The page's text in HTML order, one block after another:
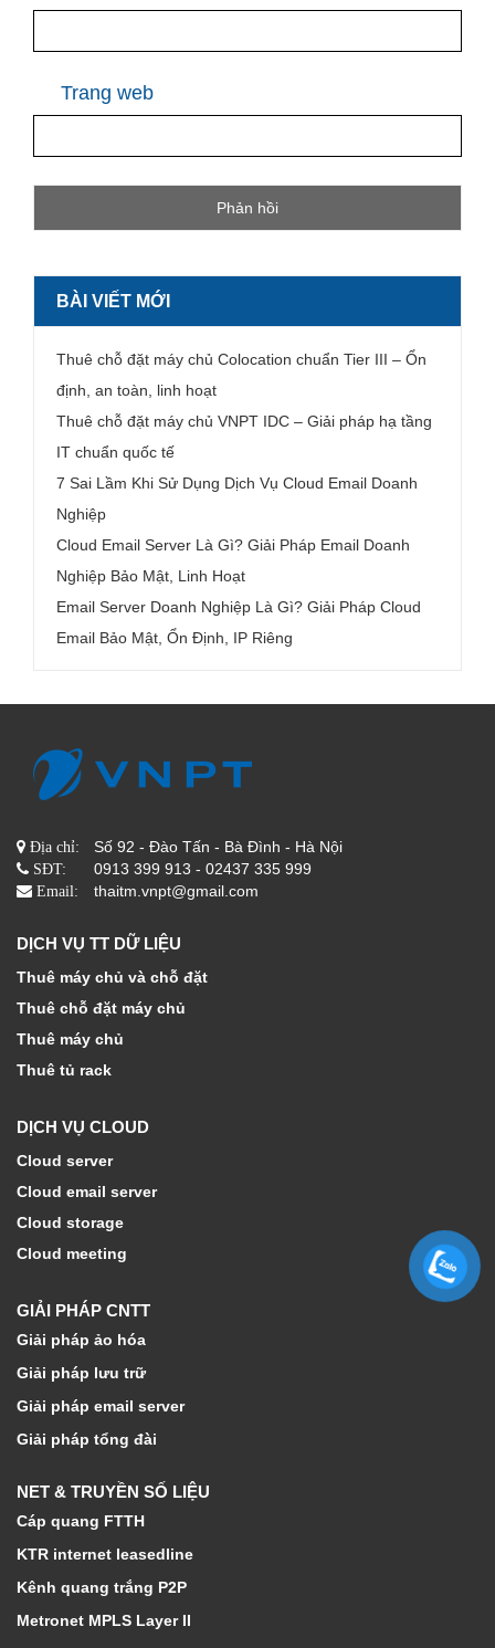
Trang web
BÀI VIẾT MỚI
Thuê chỗ đặt máy chủ Colocation chuẩn Tier III – Ổn
định, an toàn, linh hoạt
Thuê chỗ đặt máy chủ VNPT IDC – Giải pháp hạ tầng
IT chuẩn quốc tế
7 Sai Lầm Khi Sử Dụng Dịch Vụ Cloud Email Doanh
Nghiệp
Cloud Email Server Là Gì? Giải Pháp Email Doanh
Nghiệp Bảo Mật, Linh Hoạt
Email Server Doanh Nghiệp Là Gì? Giải Pháp Cloud
Email Bảo Mật, Ổn Định, IP Riêng
Địa chỉ: Số 92 - Đào Tấn - Bà Đình - Hà Nội
SĐT: 0913 399 913 - 02437 335 999
Email: thaitm.vnpt@gmail.com
DỊCH VỤ TT DỮ LIỆU
Thuê máy chủ và chỗ đặt
Thuê chỗ đặt máy chủ
Thuê máy chủ
Thuê tủ rack
DỊCH VỤ CLOUD
Cloud server
Cloud email server
Cloud storage
Cloud meeting
GIẢI PHÁP CNTT
Giải pháp ảo hóa
Giải pháp lưu trữ
Giải pháp email server
Giải pháp tổng đài
NET & TRUYỀN SỐ LIỆU
Cáp quang FTTH
KTR internet leasedline
Kênh quang trắng P2P
Metronet MPLS Layer II